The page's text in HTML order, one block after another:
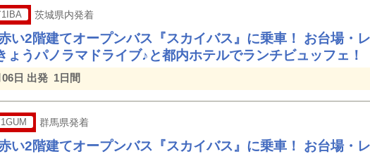
茨城県内発着
い2階建てオープンバス『スカイバス』に乗車！ お台場・
ょうパノラマドライブ♪と都内ホテルでランチビュッフェ！
日 出発 1日間
群馬県発着
い2階建てオープンバス『スカイバス』に乗車！ お台場・